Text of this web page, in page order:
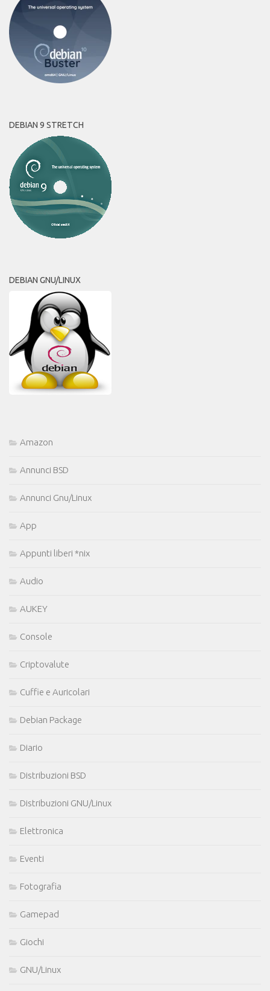
DEBIAN 9 STRETCH
DEBIAN GNU/LINUX
Amazon
Annunci BSD
Annunci Gnu/Linux
App
Appunti liberi *nix
Audio
AUKEY
Console
Criptovalute
Cuffie e Auricolari
Debian Package
Diario
Distribuzioni BSD
Distribuzioni GNU/Linux
Elettronica
Eventi
Fotografia
Gamepad
Giochi
GNU/Linux